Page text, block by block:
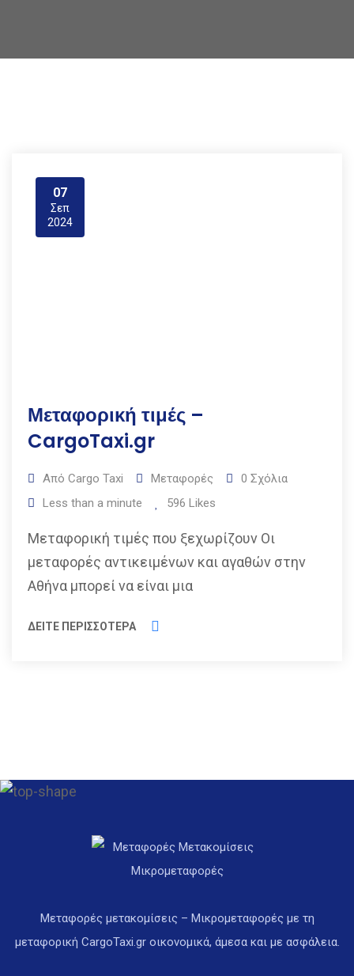
07
Σεπ
2024
Μεταφορική τιμές –
CargoTaxi.gr
Από Cargo Taxi Μεταφορές 0 Σχόλια
Less than a minute
596 Likes
Μεταφορική τιμές που ξεχωρίζουν Οι
μεταφορές αντικειμένων και αγαθών στην
Αθήνα μπορεί να είναι μια
ΔΕΙΤΕ ΠΕΡΙΣΣΟΤΕΡΑ
Μεταφορές μετακομίσεις – Μικρομεταφορές με τη
μεταφορική CargoTaxi.gr οικονομικά, άμεσα και με ασφάλεια.